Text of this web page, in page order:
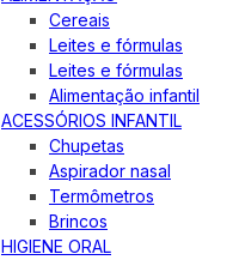
Cereais
Leites e fórmulas
Leites e fórmulas
Alimentação infantil
ACESSÓRIOS INFANTIL
Chupetas
Aspirador nasal
Termômetros
Brincos
HIGIENE ORAL